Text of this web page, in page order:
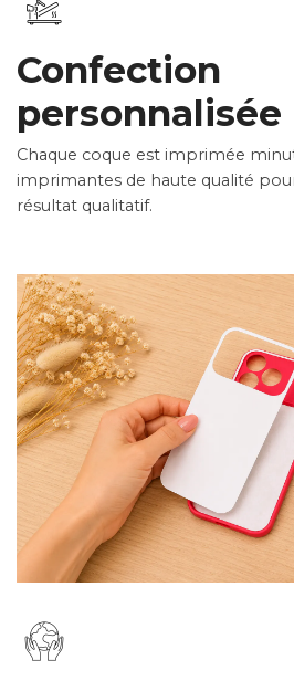
Confection
personnalisée
Chaque coque est imprimée
imprimantes de haute qualité
résultat qualitatif.